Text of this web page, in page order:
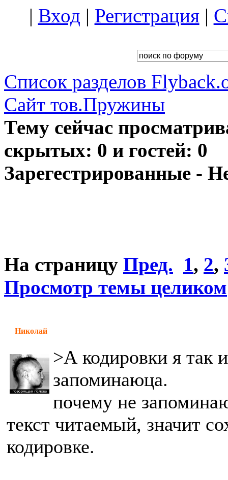
| Вход | Регистрация|
Список разделов
Сайт тов.Пружины
Тему сейчас
скрытых: 0 и гостей: 0
Зарегестрированные -
На страницу Пред. 1, 2,
Просмотр темы целиком
Николай
>А кодировки я так
запоминаюца.
почему не
текст читаемый, значит
кодировке.